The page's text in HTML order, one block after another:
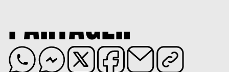
PARTAGER